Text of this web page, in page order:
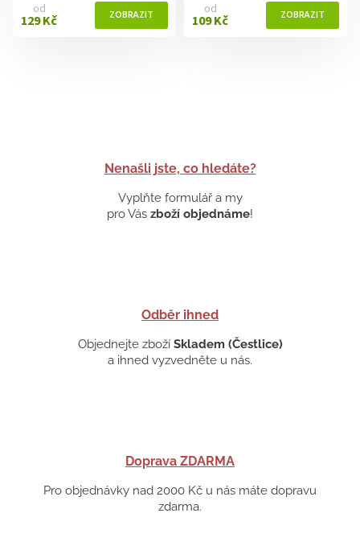
Nenašli jste, co hledáte?
Vyplňte formulář a my
pro Vás zboží objednáme!
Odběr ihned
Objednejte zboží Skladem (Čestlice)
a ihned vyzvedněte u nás.
Doprava ZDARMA
Pro objednávky nad 2000 Kč u nás máte dopravu
zdarma.
od
129 Kč
od
109 Kč